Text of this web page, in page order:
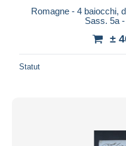
Romagne - 4 baiocchi,
Sass. 5a
±
Statut